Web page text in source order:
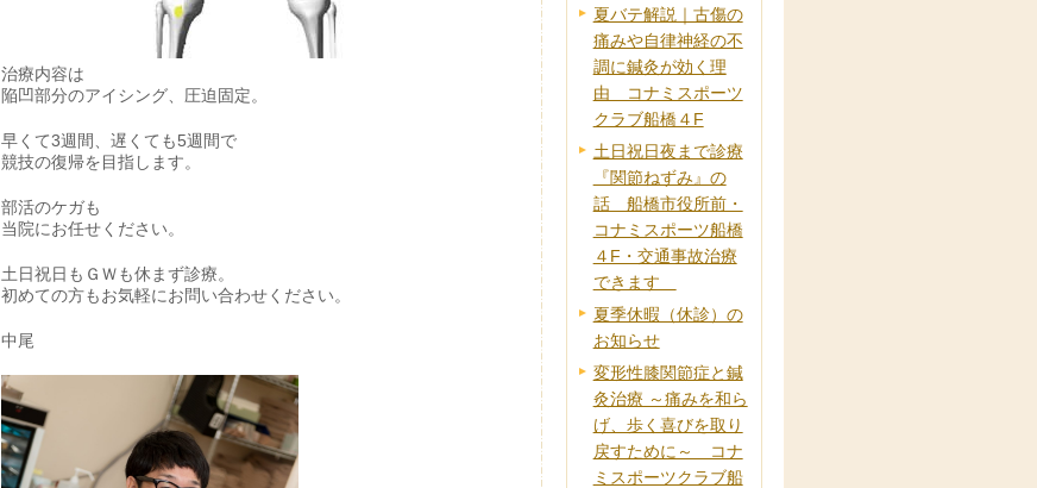
治療内容は
陥凹部分のアイシング、圧迫固定。
早くて3週間、遅くても5週間で
競技の復帰を目指します。
部活のケガも
当院にお任せください。
土日祝日もＧＷも休まず診療。
初めての方もお気軽にお問い合わせください。
中尾
夏バテ解説｜古傷の
痛みや自律神経の不
調に鍼灸が効く理
由 コナミスポーツ
クラブ船橋４F
土日祝日夜まで診療
『関節ねずみ』の
話 船橋市役所前・
コナミスポーツ船橋
４F・交通事故治療
できます
夏季休暇（休診）の
お知らせ
変形性膝関節症と鍼
灸治療 ～痛みを和ら
げ、歩く喜びを取り
戻すために～ コナ
ミスポーツクラブ船